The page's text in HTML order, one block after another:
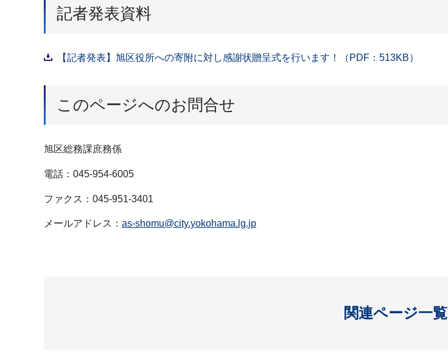
記者発表資料
【記者発表】旭区役所への寄附に対し感謝状贈呈式を行います！（PDF：513KB）
このページへのお問合せ
旭区総務課庶務係
電話：045-954-6005
ファクス：045-951-3401
メールアドレス： as-shomu@city.yokohama.lg.jp
関連ページ一覧
開く